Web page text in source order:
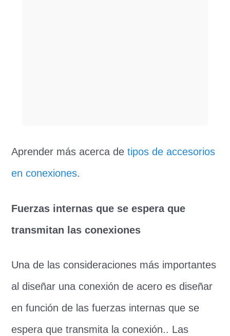
Aprender más acerca de tipos de accesorios
en conexiones.
Fuerzas internas que se espera que
transmitan las conexiones
Una de las consideraciones más importantes
al diseñar una conexión de acero es diseñar
en función de las fuerzas internas que se
espera que transmita la conexión.. Las